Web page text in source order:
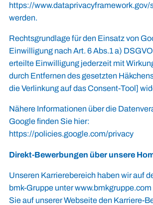
https://www.dataprivacyframework.gov/
werden.
Rechtsgrundlage für den Einsatz von
Einwilligung nach Art. 6 Abs.1 a)
erteilte Einwilligung jederzeit mit
durch Entfernen des gesetzten
die Verlinkung auf das Consent-Tool]
Nähere Informationen über die
Google finden Sie hier:
https://policies.google.com/privacy
Direkt-Bewerbungen über unsere
Unseren Karrierebereich haben wir auf
bmk-Gruppe unterwww.bmkgruppe.com
Sie auf unserer Webseite den Karriere-